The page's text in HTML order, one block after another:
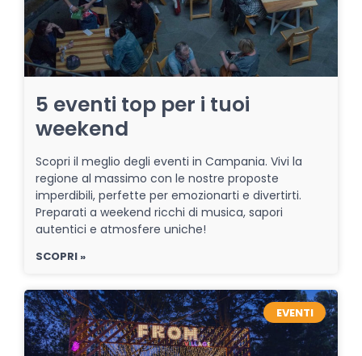
5 eventi top per i tuoi
weekend
Scopri il meglio degli eventi in Campania. Vivi la
regione al massimo con le nostre proposte
imperdibili, perfette per emozionarti e divertirti.
Preparati a weekend ricchi di musica, sapori
autentici e atmosfere uniche!
SCOPRI »
EVENTI